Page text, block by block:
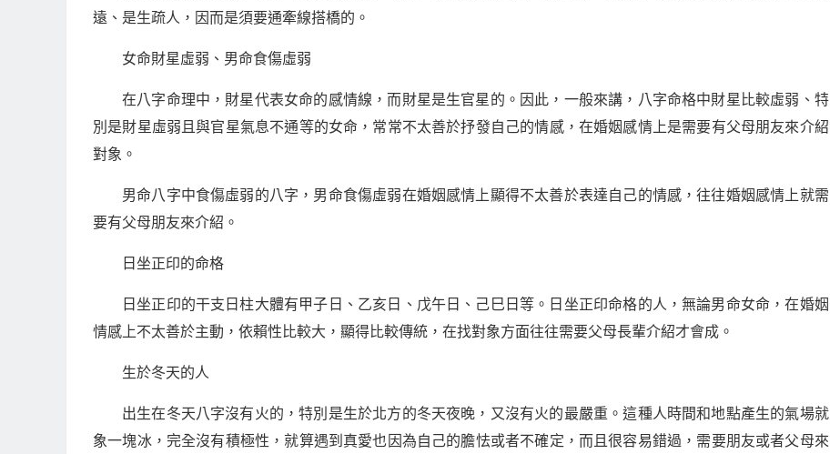
遠、是生疏人，因而是須要通牽線搭橋的。
女命財星虛弱、男命食傷虛弱
在八字命理中，財星代表女命的感情線，而財星是生官星的。因此，一般來講，八字命格中財星比較虛弱、特
別是財星虛弱且與官星氣息不通等的女命，常常不太善於抒發自己的情感，在婚姻感情上是需要有父母朋友來介紹
對象。
男命八字中食傷虛弱的八字，男命食傷虛弱在婚姻感情上顯得不太善於表達自己的情感，往往婚姻感情上就需
要有父母朋友來介紹。
日坐正印的命格
日坐正印的干支日柱大體有甲子日、乙亥日、戊午日、己巳日等。日坐正印命格的人，無論男命女命，在婚姻
情感上不太善於主動，依賴性比較大，顯得比較傳統，在找對象方面往往需要父母長輩介紹才會成。
生於冬天的人
出生在冬天八字沒有火的，特別是生於北方的冬天夜晚，又沒有火的最嚴重。這種人時間和地點產生的氣場就
象一塊冰，完全沒有積極性，就算遇到真愛也因為自己的膽怯或者不確定，而且很容易錯過，需要朋友或者父母來